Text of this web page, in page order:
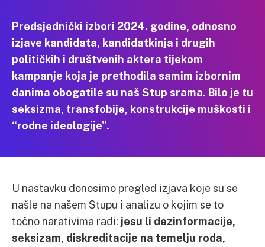
Predsjednički izbori 2024. godine, odnosno
izjave kandidata, kandidatkinja i drugih
političkih i društvenih aktera tijekom
kampanje koja je prethodila samim izbornim
danima obogatile su naš Stup srama. Bilo je tu
seksizma, transfobije, konstrukcije muškosti i
“rodne ideologije”.
U nastavku donosimo pregled izjava koje su se
našle na našem Stupu i analizu o kojim se to
točno narativima radi: jesu li dezinformacije,
seksizam, diskreditacije na temelju roda,